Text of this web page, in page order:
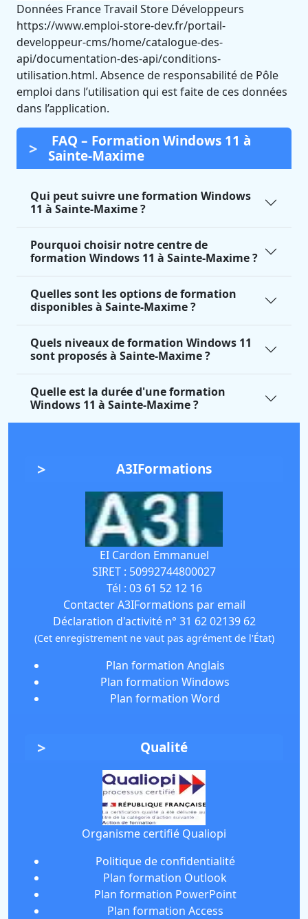
Données France Travail Store Développeurs
https://www.emploi-store-dev.fr/portail-
developpeur-cms/home/catalogue-des-
api/documentation-des-api/conditions-
utilisation.html. Absence de responsabilité de Pôle
emploi dans l’utilisation qui est faite de ces données
dans l’application.
FAQ – Formation Windows 11 à
Sainte-Maxime
Qui peut suivre une formation Windows
11 à Sainte-Maxime ?
Pourquoi choisir notre centre de
formation Windows 11 à Sainte-Maxime ?
Quelles sont les options de formation
disponibles à Sainte-Maxime ?
Quels niveaux de formation Windows 11
sont proposés à Sainte-Maxime ?
Quelle est la durée d'une formation
Windows 11 à Sainte-Maxime ?
A3IFormations
EI Cardon Emmanuel
SIRET : 50992744800027
Tél : 03 61 52 12 16
Contacter A3IFormations par email
Déclaration d'activité n° 31 62 02139 62
(Cet enregistrement ne vaut pas agrément de l'État)
Plan formation Anglais
Plan formation Windows
Plan formation Word
Qualité
Organisme certifié Qualiopi
Politique de confidentialité
Plan formation Outlook
Plan formation PowerPoint
Plan formation Access